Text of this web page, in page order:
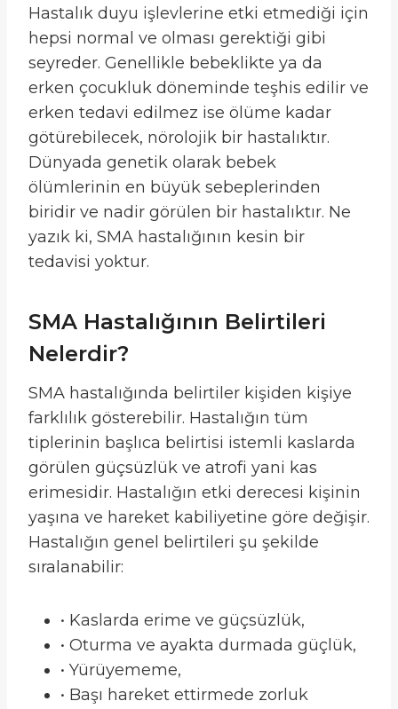
Hastalık duyu işlevlerine etki etmediği için
hepsi normal ve olması gerektiği gibi
seyreder. Genellikle bebeklikte ya da
erken çocukluk döneminde teşhis edilir ve
erken tedavi edilmez ise ölüme kadar
götürebilecek, nörolojik bir hastalıktır.
Dünyada genetik olarak bebek
ölümlerinin en büyük sebeplerinden
biridir ve nadir görülen bir hastalıktır. Ne
yazık ki, SMA hastalığının kesin bir
tedavisi yoktur.
SMA Hastalığının Belirtileri
Nelerdir?
SMA hastalığında belirtiler kişiden kişiye
farklılık gösterebilir. Hastalığın tüm
tiplerinin başlıca belirtisi istemli kaslarda
görülen güçsüzlük ve atrofi yani kas
erimesidir. Hastalığın etki derecesi kişinin
yaşına ve hareket kabiliyetine göre değişir.
Hastalığın genel belirtileri şu şekilde
sıralanabilir:
• Kaslarda erime ve güçsüzlük,
• Oturma ve ayakta durmada güçlük,
• Yürüyememe,
• Başı hareket ettirmede zorluk